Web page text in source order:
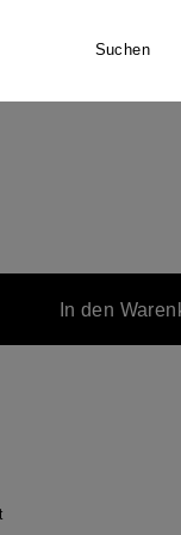
Suchen
In den